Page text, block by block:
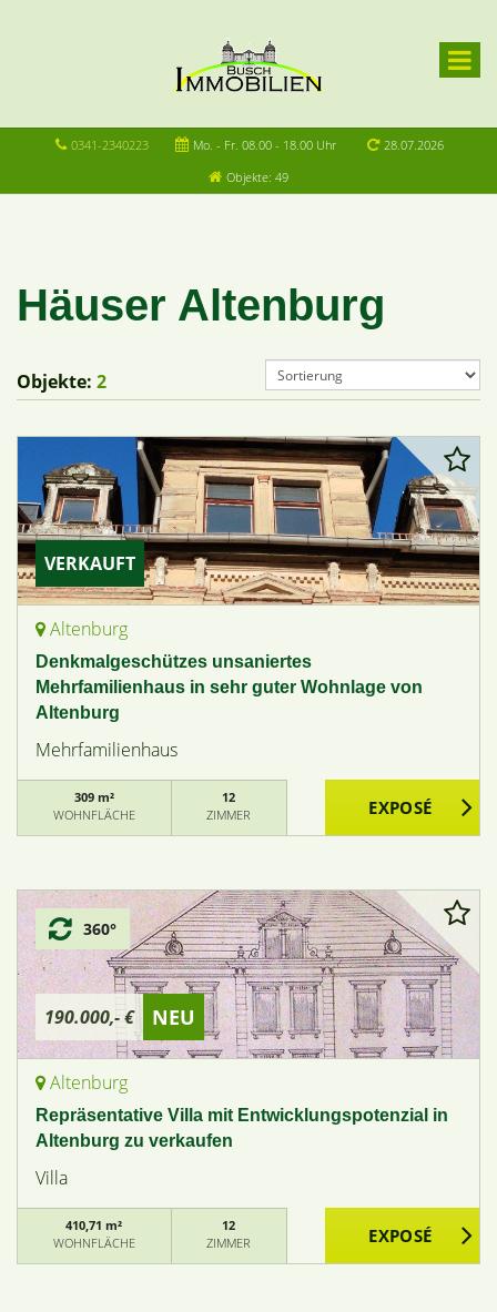
0341-2340223 Mo. - Fr. 08.00 - 18.00 Uhr
28.07.2026
Objekte: 49
Häuser Altenburg
Objekte: 2
VERKAUFT
Altenburg
Denkmalgeschützes unsaniertes
Mehrfamilienhaus in sehr guter Wohnlage von
Altenburg
Mehrfamilienhaus
309 m²
WOHNFLÄCHE
12
ZIMMER
190.000,- € NEU
360°
Altenburg
Repräsentative Villa mit Entwicklungspotenzial in
Altenburg zu verkaufen
Villa
410,71 m²
WOHNFLÄCHE
12
ZIMMER